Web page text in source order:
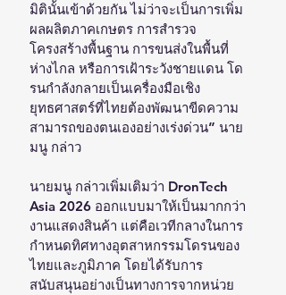
มิตินั้นเข้าด้วยกัน ไม่ว่าจะเป็นการเพิ่ม
ผลผลิตภาคเกษตร การสำรวจ
โครงสร้างพื้นฐาน การขนส่งในพื้นที่
ห่างไกล หรือการเฝ้าระวังชายแดน โด
รนกำลังกลายเป็นเครื่องมือเชิง
ยุทธศาสตร์ที่ไทยต้องพัฒนาขีดความ
สามารถของตนเองอย่างเร่งด่วน” นาย
มนู กล่าว
นายมนู กล่าวเพิ่มเติมว่า DronTech
Asia 2026 ออกแบบมาให้เป็นมากกว่า
งานแสดงสินค้า แต่คือเวทีกลางในการ
กำหนดทิศทางอุตสาหกรรมโดรนของ
ไทยและภูมิภาค โดยได้รับการ
สนับสนุนอย่างเป็นทางการจากหน่วย